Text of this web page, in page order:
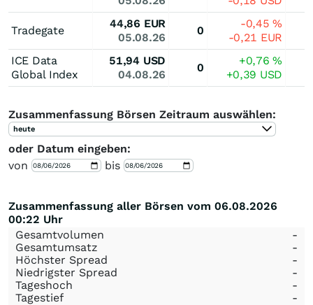
Tradegate
44,86 EUR
05.08.26
0
-0,45%
-0,21 EUR
ICE Data
Global Index
51,94 USD
04.08.26
0
+0,76%
+0,39 USD
Zusammenfassung Börsen Zeitraum auswählen:
heute
oder Datum eingeben:
von
bis
Zusammenfassung aller Börsen vom 06.08.2026
00:22 Uhr
Gesamtvolumen
-
Gesamtumsatz
-
Höchster Spread
-
Niedrigster Spread
-
Tageshoch
-
Tagestief
-